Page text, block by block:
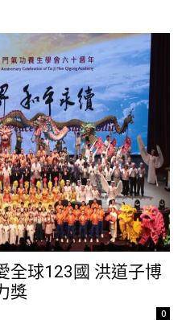
全球123國 洪道子博
獎
0